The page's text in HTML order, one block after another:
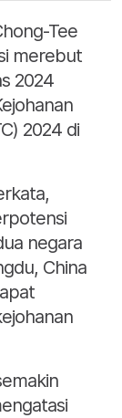
Tee
merebut
2024
2024 di
negara
China